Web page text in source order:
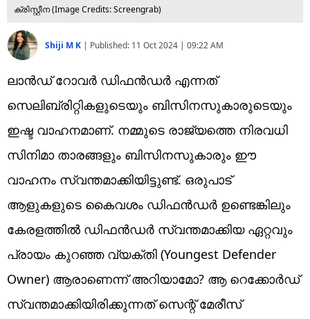
ക്രിസ്റ്റീന (Image Credits: Screengrab)
Shiji M K | Published: 11 Oct 2024 | 09:22 AM
ലാന്‍ഡ് റോവര്‍ ഡിഫന്‍ഡര്‍ എന്നത്
സെലിബ്രിറ്റികളുടെയും ബിസിനസുകാരുടെയും
ഇഷ്ട വാഹനമാണ്. നമ്മുടെ രാജ്യത്തെ നിരവധി
സിനിമാ താരങ്ങളും ബിസിനസുകാരും ഈ
വാഹനം സ്വന്തമാക്കിയിട്ടുണ്ട്. ഒരുപാട്
ആളുകളുടെ കൈവശം ഡിഫന്‍ഡര്‍ ഉണ്ടെങ്കിലും
കേരളത്തില്‍ ഡിഫന്‍ഡര്‍ സ്വന്തമാക്കിയ ഏറ്റവും
പ്രായം കുറഞ്ഞ വ്യക്തി (Youngest Defender
Owner) ആരാണെന്ന് അറിയാമോ? ആ റെക്കോര്‍ഡ്
സ്വന്തമാക്കിയിരിക്കുന്നത് സെന്റ് മേരീസ്